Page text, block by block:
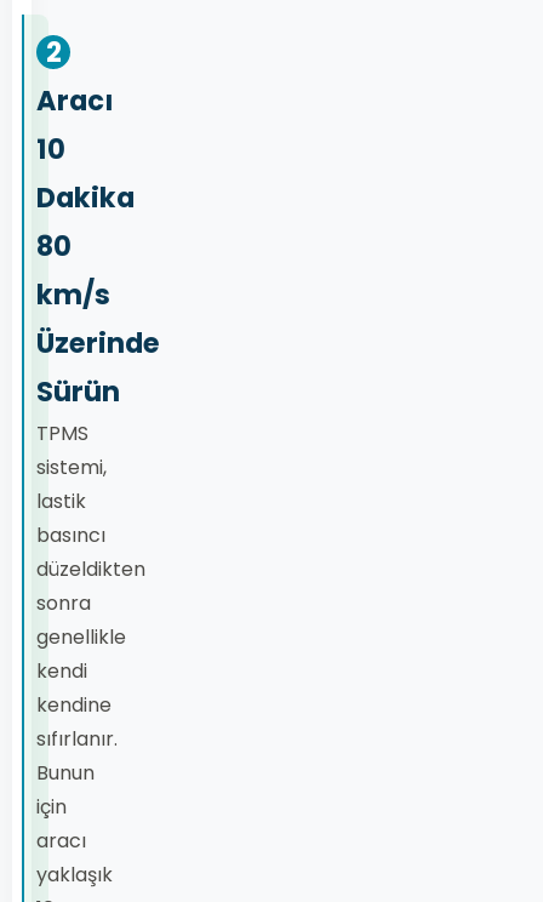
2
Aracı
10
Dakika
80
km/s
Üzerinde
Sürün
TPMS
sistemi,
lastik
basıncı
düzeldikten
sonra
genellikle
kendi
kendine
sıfırlanır.
Bunun
için
aracı
yaklaşık